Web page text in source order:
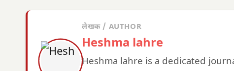
लेखक / AUTHOR
Heshma lahre
Heshma lahre is a dedicated